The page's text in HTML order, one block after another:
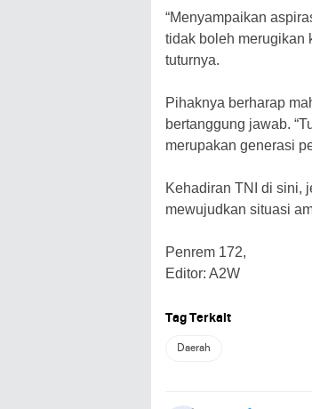
“Menyampaikan
tidak boleh merugikan
tuturnya.
Pihaknya berharap
bertanggung jawab.
merupakan generasi
Kehadiran TNI di sini,
mewujudkan situasi
Penrem 172,
Editor: A2W
Tag Terkait
Daerah